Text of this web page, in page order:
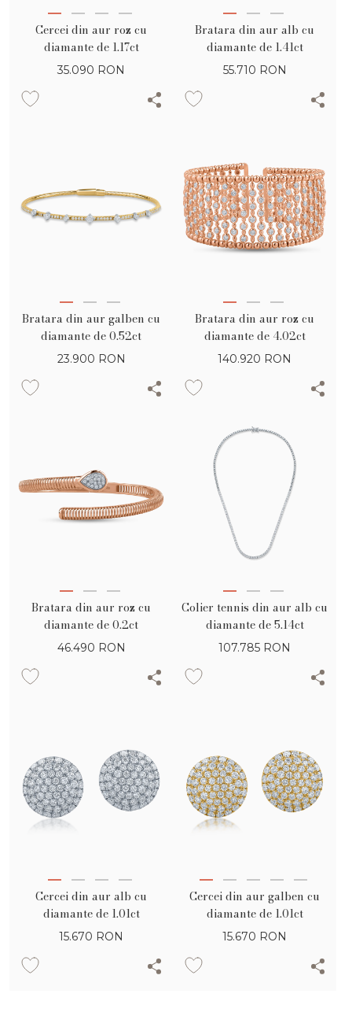
Cercei din aur roz cu
diamante de 1.17ct
35.090 RON
Bratara din aur alb cu
diamante de 1.41ct
55.710 RON
Bratara din aur galben cu
diamante de 0.52ct
23.900 RON
Bratara din aur roz cu
diamante de 4.02ct
140.920 RON
Bratara din aur roz cu
diamante de 0.2ct
46.490 RON
Colier tennis din aur alb cu
diamante de 5.14ct
107.785 RON
Cercei din aur alb cu
diamante de 1.01ct
15.670 RON
Cercei din aur galben cu
diamante de 1.01ct
15.670 RON